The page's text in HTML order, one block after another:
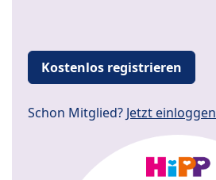
Kostenlos registrieren
Schon Mitglied? Jetzt einloggen